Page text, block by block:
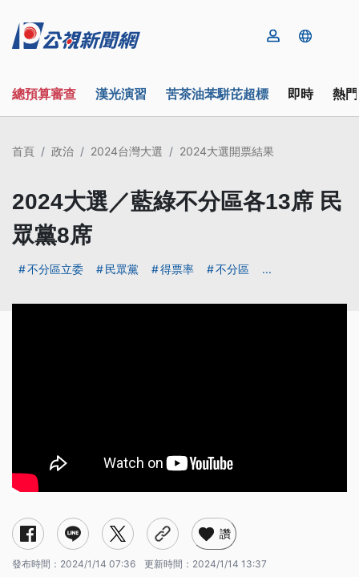
總預算審查 漢光演習 苦茶油苯駢芘超標 即時 熱
首頁 政治 2024台灣大選 2024大選開票結果
2024大選／藍綠不分區各13席 民
眾黨8席
不分區立委 民眾黨 得票率 不分區 ...
讚
發布時間： 2024/1/14 07:36 更新時間： 2024/1/14 13:37